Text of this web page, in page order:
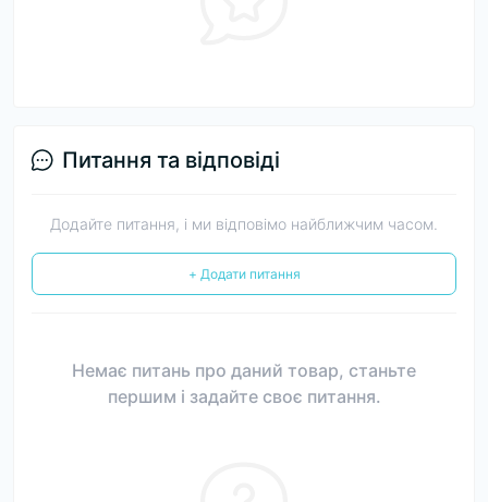
Питання та відповіді
Додайте питання, і ми відповімо найближчим часом.
+ Додати питання
Немає питань про даний товар, станьте
першим і задайте своє питання.